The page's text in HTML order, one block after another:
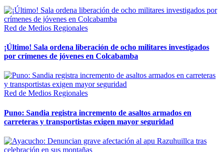
Red de Medios Regionales
¡Último! Sala ordena liberación de ocho militares investigados
por crímenes de jóvenes en Colcabamba
Red de Medios Regionales
Puno: Sandia registra incremento de asaltos armados en
carreteras y transportistas exigen mayor seguridad